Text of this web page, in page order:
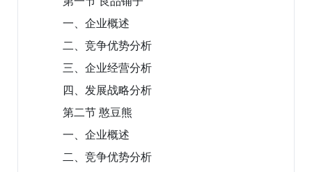
一、企业概述
二、竞争优势分析
三、企业经营分析
四、发展战略分析
第二节 憨豆熊
一、企业概述
二、竞争优势分析